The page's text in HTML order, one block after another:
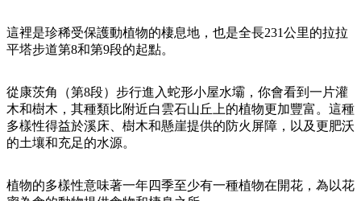
按
區
探
索
劃
您
旅
行
劃
工
具
這裡是珍稀受保護動植物的棲息地，也是全長231公里的拉拉
平塔步道第8和第9段的起點。
從康茨角（第8段）步行進入蛇形小屋水壩，你會看到一片灌
木和樹木，其種類比附近白雲石山丘上的植物更加豐富。這種
多樣性得益於溪床、樹木和懸崖提供的防火屏障，以及更肥沃
的土壤和充足的水源。
植物的多樣性意味著一年四季至少有一種植物在開花，為以花